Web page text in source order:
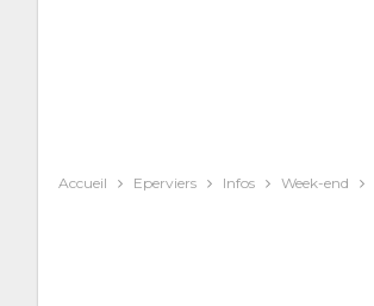
Accueil Eperviers Infos Week-end